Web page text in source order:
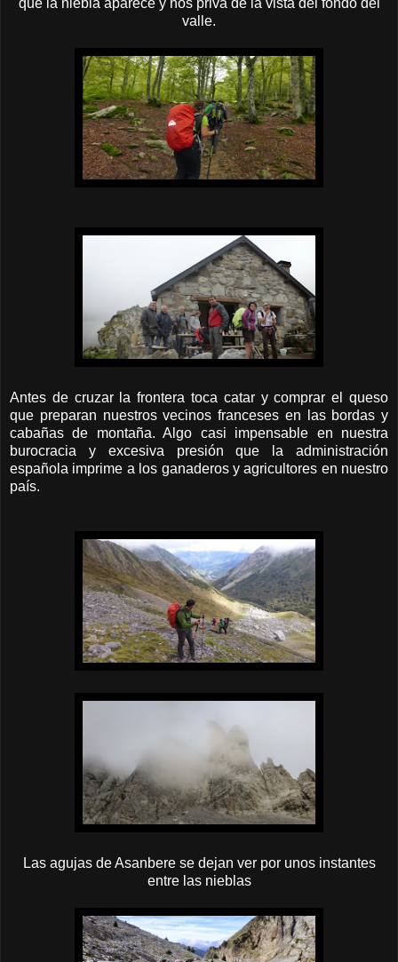
valle.
Antes de cruzar la frontera toca catar y comprar el queso
que preparan nuestros vecinos franceses en las bordas y
cabañas de montaña. Algo casi impensable en nuestra
burocracia y excesiva presión que la administración
española imprime a los ganaderos y agricultores en nuestro
país.
Las agujas de Asanbere se dejan ver por unos instantes
entre las nieblas